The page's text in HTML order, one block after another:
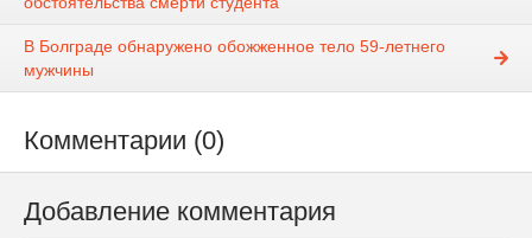
В Болграде обнаружено обожженное тело 59-летнего
мужчины
Комментарии (0)
Добавление комментария